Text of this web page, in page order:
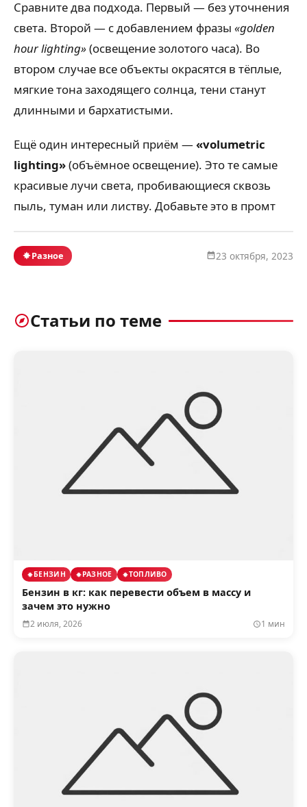
Сравните два подхода. Первый — без уточнения
света. Второй — с добавлением фразы «golden
hour lighting»(освещение золотого часа). Во
втором случае все объекты окрасятся в тёплые,
мягкие тона заходящего солнца, тени станут
длинными и бархатистыми.
Ещё один интересный приём —«volumetric
lighting»(объёмное освещение). Это те самые
красивые лучи света, пробивающиеся сквозь
пыль, туман или листву. Добавьте это в промт
Разное 23 октября, 2023
Статьи по теме
БЕНЗИН РАЗНОЕ ТОПЛИВО
Бензин в кг: как перевести объем в массу и
зачем это нужно
2 июля, 2026 1 мин